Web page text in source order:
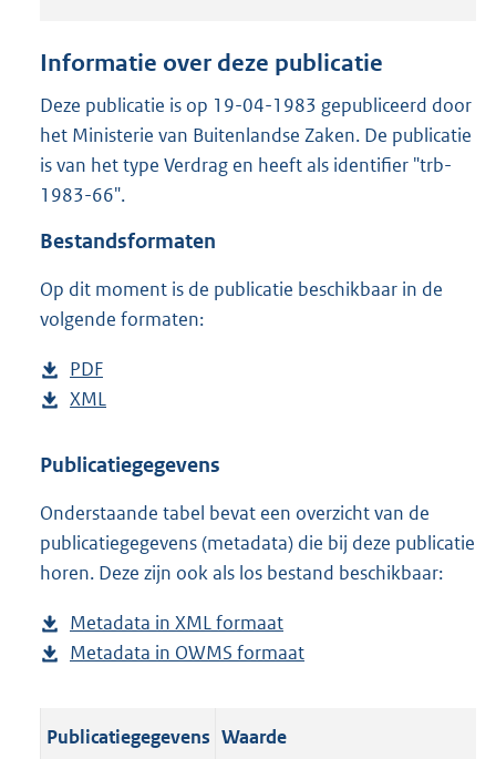
t
e
:
5
Informatie over deze publicatie
Deze publicatie is op 19-04-1983 gepubliceerd door
het Ministerie van Buitenlandse Zaken. De publicatie
is van het type Verdrag en heeft als identifier "trb-
1983-66".
Bestandsformaten
Op dit moment is de publicatie beschikbaar in de
volgende formaten:
D
o
n
o
a
d
u
b
i
PDF
e
t
n
d
s
r
o
t
D
w
l
o
a
p
u
l
XML
s
a
n
d
g
r
o
Publicatiegegevens
Onderstaande tabel bevat een overzicht van de
publicatiegegevens (metadata) die bij deze publicatie
horen. Deze zijn ook als los bestand beschikbaar:
Metadata in XML formaat
e
a
Metadata in OWMS formaat
Publicatiegegevens Waarde